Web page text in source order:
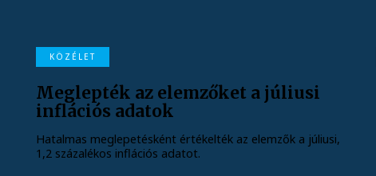
KÖZÉLET
Meglepték az elemzőket a júliusi
inflációs adatok
Hatalmas meglepetésként értékelték az elemzők a júliusi,
1,2 százalékos inflációs adatot.